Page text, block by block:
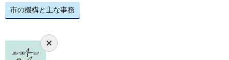
市の機構と主な事務